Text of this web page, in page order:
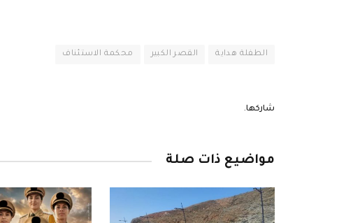
الطفلة هداية القصر الكبير محكمة الاستئناف
شاركها.
مواضيع ذات صلة